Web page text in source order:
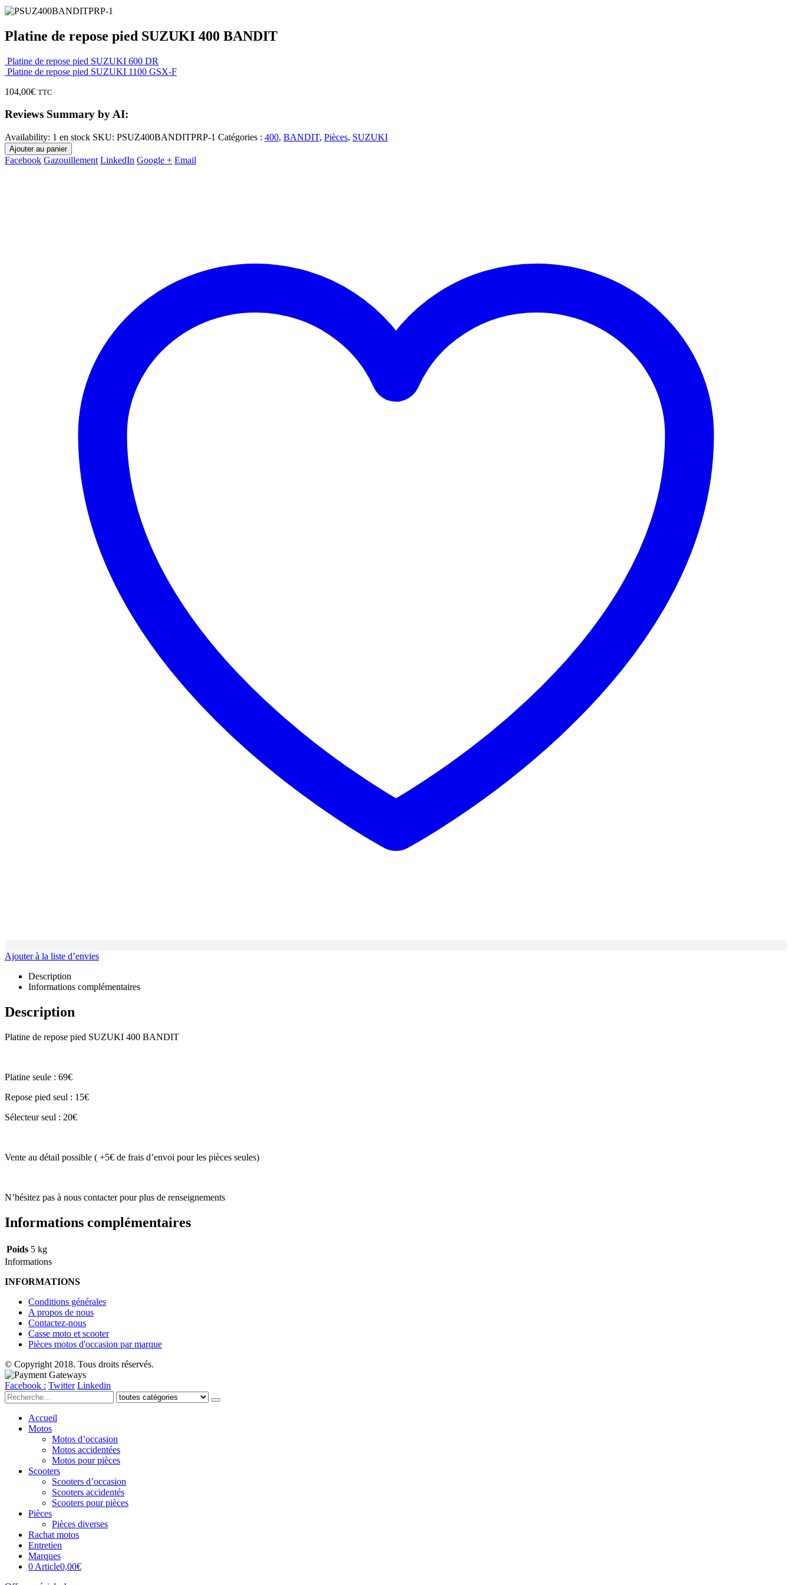
Platine de repose pied SUZUKI 400 BANDIT
Platine de repose pied SUZUKI 600 DR
Platine de repose pied SUZUKI 1100 GSX-F
104,00€ TTC
Reviews Summary by AI:
Availability: 1 en stock SKU: PSUZ400BANDITPRP-1 Catégories : 400, BANDIT, Pièces, SUZUKI
Ajouter au panier
Facebook Gazouillement LinkedIn Google + Email
Ajouter à la liste d’envies
Description
Informations complémentaires
Description
Platine de repose pied SUZUKI 400 BANDIT
Platine seule : 69€
Repose pied seul : 15€
Sélecteur seul : 20€
Vente au détail possible ( +5€ de frais d’envoi pour les pièces seules)
N’hésitez pas à nous contacter pour plus de renseignements
Informations complémentaires
Poids 5 kg
Informations
INFORMATIONS
Conditions générales
A propos de nous
Contactez-nous
Casse moto et scooter
Pièces motos d'occasion par marque
© Copyright 2018. Tous droits réservés.
Facebook : Twitter Linkedin
Accueil
Motos
Motos d’occasion
Motos accidentées
Motos pour pièces
Scooters
Scooters d’occasion
Scooters accidentés
Scooters pour pièces
Pièces
Pièces diverses
Rachat motos
Entretien
Marques
0 Article0,00€